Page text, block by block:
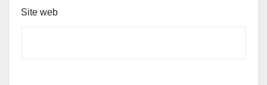
Site web